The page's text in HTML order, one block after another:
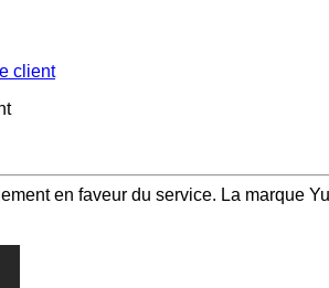
client
en faveur du service. La marque